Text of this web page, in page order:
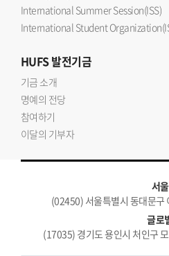
International Summer Session(ISS)
International Student
HUFS발전기금
기금 소개
명예의 전당
참여하기
이달의 기부자
서
(02450) 서울특별시 동대문
글로
(17035) 경기도 용인시 처인구